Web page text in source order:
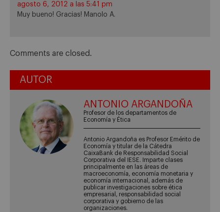
agosto 6, 2012 a las 5:41 pm
Muy bueno! Gracias! Manolo A.
Comments are closed.
AUTOR
ANTONIO ARGANDOÑA
Profesor de los departamentos de
Economía y Ética
Antonio Argandoña es Profesor Emérito de
Economía y titular de la Cátedra
CaixaBank de Responsabilidad Social
Corporativa del IESE. Imparte clases
principalmente en las áreas de
macroeconomía, economía monetaria y
economía internacional, además de
publicar investigaciones sobre ética
empresarial, responsabilidad social
corporativa y gobierno de las
organizaciones.